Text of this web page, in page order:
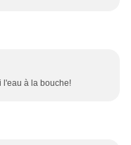
l'eau à la bouche!